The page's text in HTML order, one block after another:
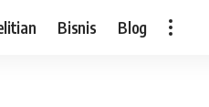
Bisnis Blog